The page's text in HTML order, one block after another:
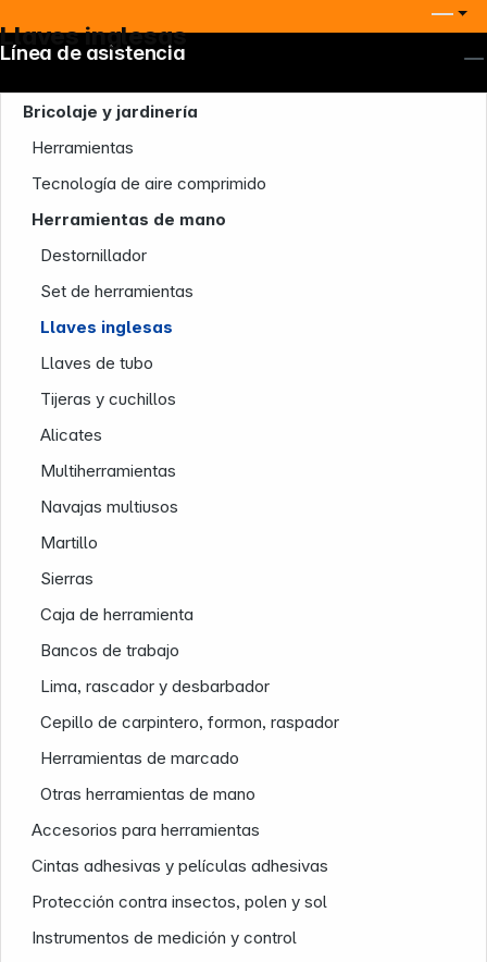
Llaves inglesas
Bricolaje y jardinería
Herramientas
Tecnología de aire comprimido
Herramientas de mano
Destornillador
Set de herramientas
Llaves inglesas
Llaves de tubo
Tijeras y cuchillos
Alicates
Multiherramientas
Navajas multiusos
Martillo
Sierras
Caja de herramienta
Bancos de trabajo
Lima, rascador y desbarbador
Cepillo de carpintero, formon, raspador
Herramientas de marcado
Otras herramientas de mano
Accesorios para herramientas
Cintas adhesivas y películas adhesivas
Protección contra insectos, polen y sol
Instrumentos de medición y control
Línea de asistencia
Nuestra empresa